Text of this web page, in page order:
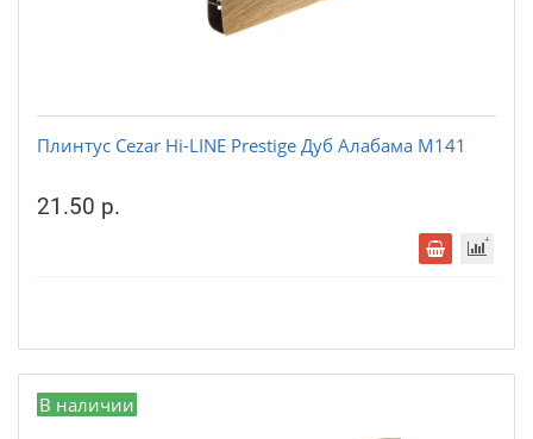
Плинтус Cezar Hi-LINE Prestige Дуб Алабама М141
21.50 р.
В наличии